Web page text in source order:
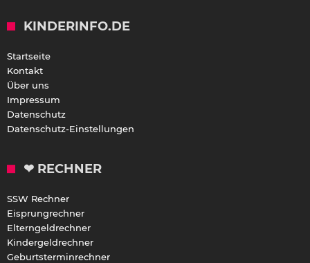
KINDERINFO.DE
Startseite
Kontakt
Über uns
Impressum
Datenschutz
Datenschutz-Einstellungen
❤ RECHNER
SSW Rechner
Eisprungrechner
Elterngeldrechner
Kindergeldrechner
Geburtsterminrechner